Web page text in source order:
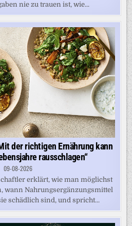
nie zu trauen ist, wie...
der richtigen Ernährung kann
rausschlagen“
09-08-2026
erklärt, wie man möglichst
wann Nahrungsergänzungsmittel
schädlich sind, und spricht...